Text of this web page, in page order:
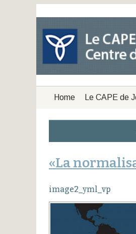
Home Le CAPE de
«La
image2_yml_vp